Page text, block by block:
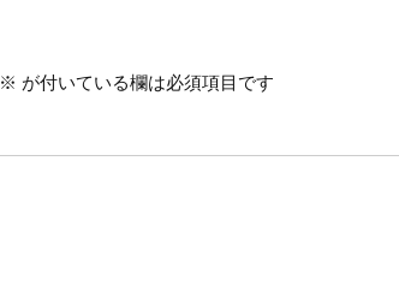
※ が付いている欄は必須項目です